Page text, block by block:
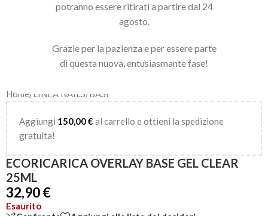
potranno essere ritirati a partire dal 24
agosto.
Grazie per la pazienza e per essere parte
di questa nuova, entusiasmante fase!
Home/ LINEA NAILS/ BASI
Aggiungi 150,00€ al carrello e ottieni la spedizione
gratuita!
ECORICARICA OVERLAY BASE GEL CLEAR
25ML
32,90€
Esaurito